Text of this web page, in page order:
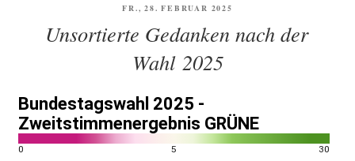
VERÖFFENTLICHT
FR., 28. FEBRUAR 2025
Unsortierte Gedanken nach der
Wahl 2025